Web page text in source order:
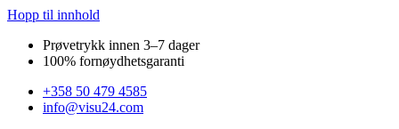
Hopp til innhold
Prøvetrykk innen 3–7 dager
100% fornøydhetsgaranti
+358 50 479 4585
info@visu24.com